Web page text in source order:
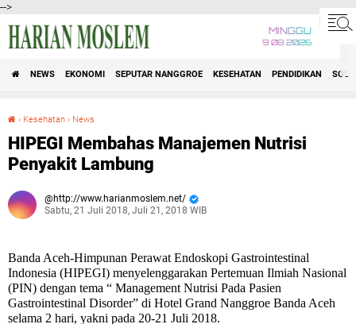
-->
MINGGU
9 08 2026
NEWS EKONOMI SEPUTAR NANGGROE KESEHATAN PENDIDIKAN
› Kesehatan › News
HIPEGI Membahas Manajemen Nutrisi
Penyakit Lambung
http://www.harianmoslem.net/
Sabtu, 21 Juli 2018, Juli 21, 2018 WIB
Banda Aceh-Himpunan Perawat Endoskopi Gastrointestinal
Indonesia (HIPEGI) menyelenggarakan Pertemuan Ilmiah Nasional
(PIN) dengan tema “ Management Nutrisi Pada Pasien
Gastrointestinal Disorder” di Hotel Grand Nanggroe Banda Aceh
selama 2 hari, yakni pada 20-21 Juli 2018.